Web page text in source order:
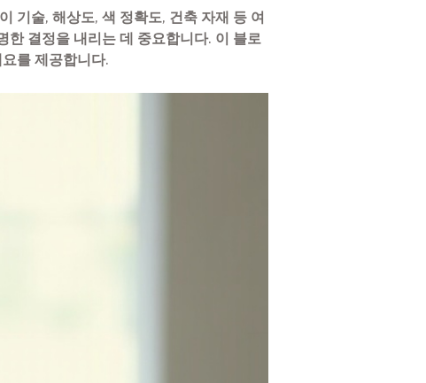
기술, 해상도, 색 정확도, 건축 자재 등 여
결정을 내리는 데 중요합니다. 이 블로
를 제공합니다.